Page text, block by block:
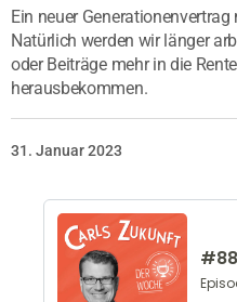
Ein neuer
Natürlich werden wir länger
oder Beiträge mehr in die
herausbekommen.
31. Januar 2023